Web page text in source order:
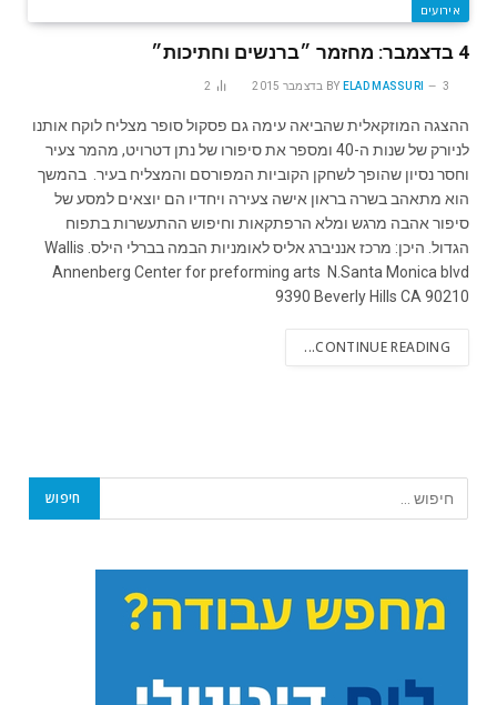
אירועים
4 בדצמבר: מחזמר ״ברנשים וחתיכות״
BY ELAD MASSURI 3 בדצמבר 2015 2
ההצגה המוזקאלית שהביאה עימה גם פסקול סופר מצליח לוקח אותנו
לניורק של שנות ה-40 ומספר את סיפורו של נתן דטרויט, מהמר צעיר
וחסר נסיון שהופך לשחקן הקוביות המפורסם והמצליח בעיר. בהמשך
הוא מתאהב בשרה בראון אישה צעירה ויחדיו הם יוצאים למסע של
סיפור אהבה מרגש ומלא הרפתקאות וחיפוש ההתעשרות בתפוח
הגדול. היכן: מרכז אנניברג אליס לאומניות הבמה בברלי הילס. Wallis
Annenberg Center for preforming arts N.Santa Monica blvd
9390 Beverly Hills CA 90210
CONTINUE READING...